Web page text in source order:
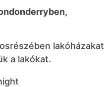
lakóházakat
a lakókat.